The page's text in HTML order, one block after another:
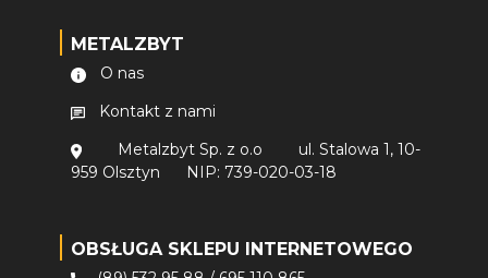
METALZBYT
O nas
Kontakt z nami
Metalzbyt Sp. z o.o
ul. Stalowa 1, 10-
959 Olsztyn
NIP: 739-020-03-18
OBSŁUGA SKLEPU INTERNETOWEGO